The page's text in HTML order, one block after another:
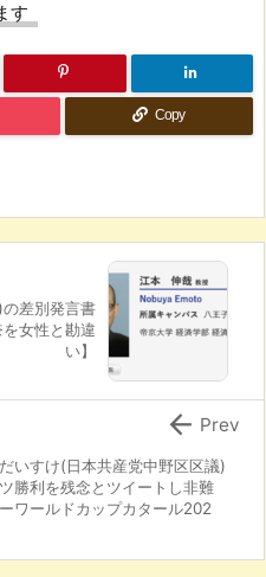
す
Copy
の差別発言書
女性と勘違
い】
だいすけ(日本共産党中野区区議)
勝利を残念とツイートし非難
ワールドカップカタール202
 Prev